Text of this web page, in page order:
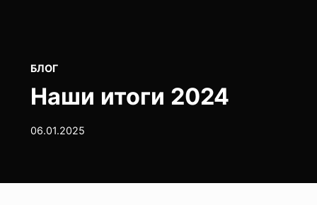
POSTED
БЛОГ
Наши итоги 2024
06.01.2025